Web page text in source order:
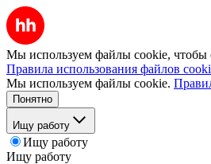
Мы используем файлы cookie, чтобы
Правила использования файлов
Мы используем файлы cookie.
Понятно
Ищу работу
Ищу работу
Ищу работу